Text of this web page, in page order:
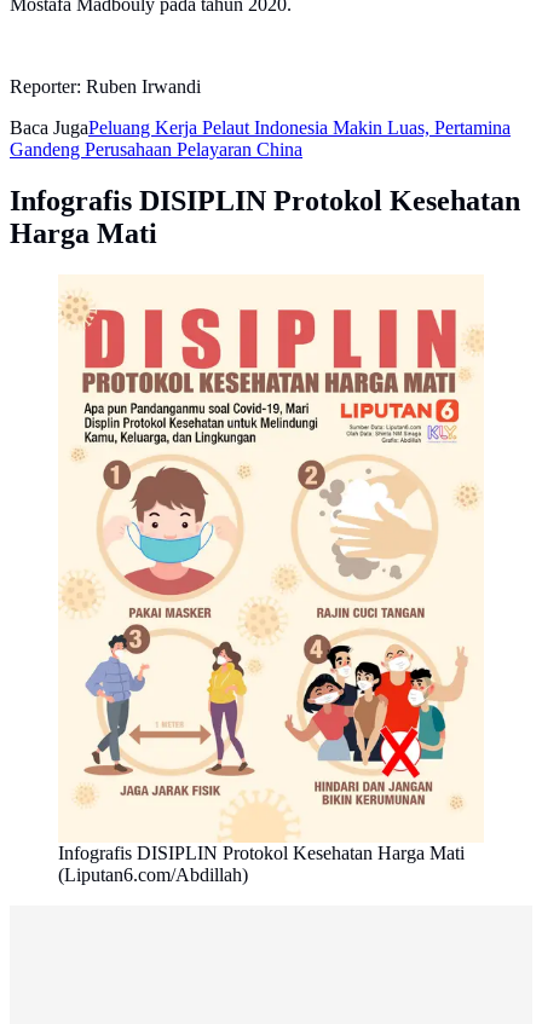
Mostafa Madbouly pada tahun 2020.
Reporter: Ruben Irwandi
Baca JugaPeluang Kerja Pelaut Indonesia Makin Luas, Pertamina
Gandeng Perusahaan Pelayaran China
Infografis DISIPLIN Protokol Kesehatan
Harga Mati
Infografis DISIPLIN Protokol Kesehatan Harga Mati
(Liputan6.com/Abdillah)